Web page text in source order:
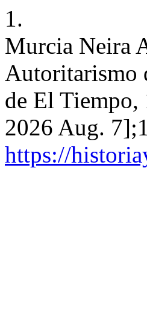
1.
Murcia Neira
Autoritarismo
de El
2026 Aug.
https://